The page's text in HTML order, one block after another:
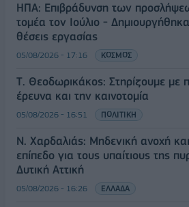
ΗΠΑ: Επιβράδυνση των
τομέα τον Ιούλιο -
θέσεις εργασίας
05/08/2026 - 17:16 ΚΟΣΜΟΣ
Τ. Θεοδωρικάκος: Στηρίζουμε με
έρευνα και την καινοτομία
05/08/2026 - 16:51 ΠΟΛΙΤΙΚΗ
Ν. Χαρδαλιάς: Μηδενική ανοχή
επίπεδο για τους υπαίτιους της
Δυτική Αττική
05/08/2026 - 16:26 ΕΛΛΑΔΑ